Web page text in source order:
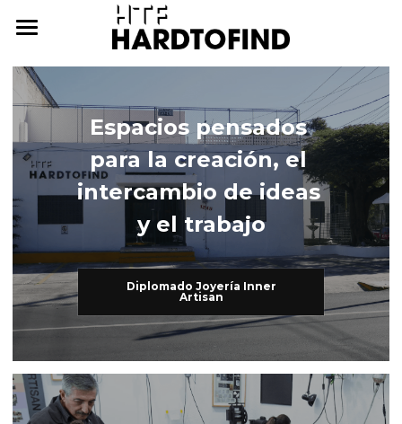
THE WHAT
The What
Inner Artisan
International Workshops
Further Studies
Try Hard
THE WHO
The Who
At Home
Family
Dear Friends
THE WHY
THE HOW
ONLINE CAMPUS
THE ARCHIVE
cursos@htf.org.mx
Espacios pensados
para la creación, el
intercambio de ideas
y el trabajo
Diplomado Joyería Inner
Artisan